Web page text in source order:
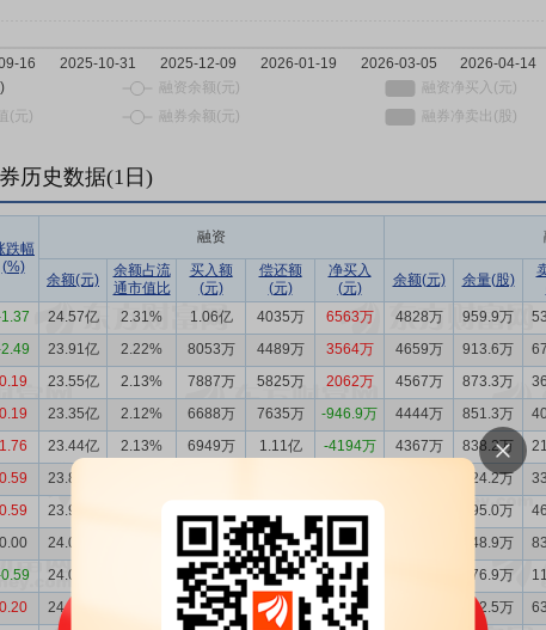
历史数据(1 日)
跌幅
(%)
融资
余额(元)
余额占流
通市值比
买入额
(元)
偿还额
(元)
净买入
(元)
余额(元) 余量(股)
24.57亿 2.31% 1.06亿 4035万 6563万 4828万 959.9万
23.91亿 2.22% 8053万 4489万 3564万 4659万 913.6万
0.19 23.55亿 2.13% 7887万 5825万 2062万 4567万 873.3万
0.19 23.35亿 2.12% 6688万 7635万 -946.9万 4444万 851.3万
1.76 23.44亿 2.13% 6949万 1.11亿 -4194万 4367万 838.2万
0.59 23.86亿 824.2万
0.59 23.90亿 795.0万
0.00 24.06亿 4428万 4723万 -295.8万 748.9万
24.09亿 4405万 4396万 9.40万 676.9万
0.20 24.09亿 4141万 5162万 -1022万 572.5万